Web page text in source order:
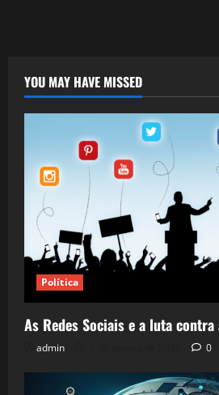
YOU MAY HAVE MISSED
Política
As Redes Sociais e a luta contra
admin 0